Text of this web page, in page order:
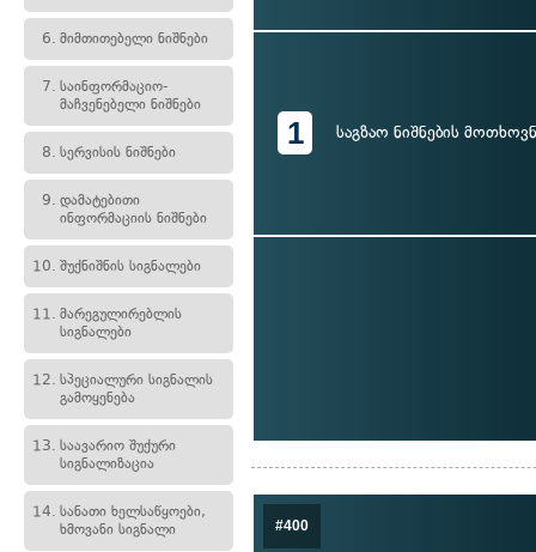
6. მიმთითებელი ნიშნები
7. საინფორმაციო-
მაჩვენებელი ნიშნები
8. სერვისის ნიშნები
9. დამატებითი
ინფორმაციის ნიშნები
10. შუქნიშნის სიგნალები
11. მარეგულირებლის
სიგნალები
12. სპეციალური სიგნალის
გამოყენება
13. საავარიო შუქური
სიგნალიზაცია
14. სანათი ხელსაწყოები,
ხმოვანი სიგნალი
1 საგზაო ნიშნების
#400